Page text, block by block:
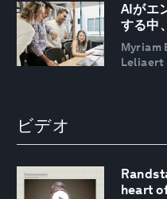
AIがエ
する中
Myriam
Leliaert
ビデオ
heart